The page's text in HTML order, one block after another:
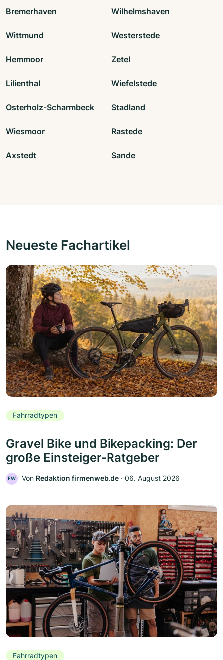
Bremerhaven Wilhelmshaven
Wittmund Westerstede
Hemmoor Zetel
Lilienthal Wiefelstede
Osterholz-Scharmbeck Stadland
Wiesmoor Rastede
Axstedt Sande
Neueste Fachartikel
Fahrradtypen
Gravel Bike und Bikepacking: Der
große Einsteiger-Ratgeber
FW Von Redaktion firmenweb.de ‧ 06. August 2026
Fahrradtypen